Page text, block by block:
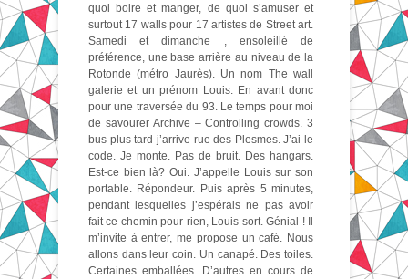
quoi boire et manger, de quoi s’amuser et
surtout 17 walls pour 17 artistes de Street art.
Samedi et dimanche , ensoleillé de
préférence, une base arrière au niveau de la
Rotonde (métro Jaurès). Un nom The wall
galerie et un prénom Louis. En avant donc
pour une traversée du 93. Le temps pour moi
de savourer Archive – Controlling crowds. 3
bus plus tard j’arrive rue des Plesmes. J’ai le
code. Je monte. Pas de bruit. Des hangars.
Est-ce bien là? Oui. J’appelle Louis sur son
portable. Répondeur. Puis après 5 minutes,
pendant lesquelles j’espérais ne pas avoir
fait ce chemin pour rien, Louis sort. Génial ! Il
m’invite à entrer, me propose un café. Nous
allons dans leur coin. Un canapé. Des toiles.
Certaines emballées. D’autres en cours de